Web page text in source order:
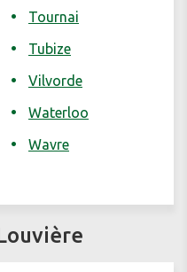
Tournai
Tubize
Vilvorde
Waterloo
Wavre